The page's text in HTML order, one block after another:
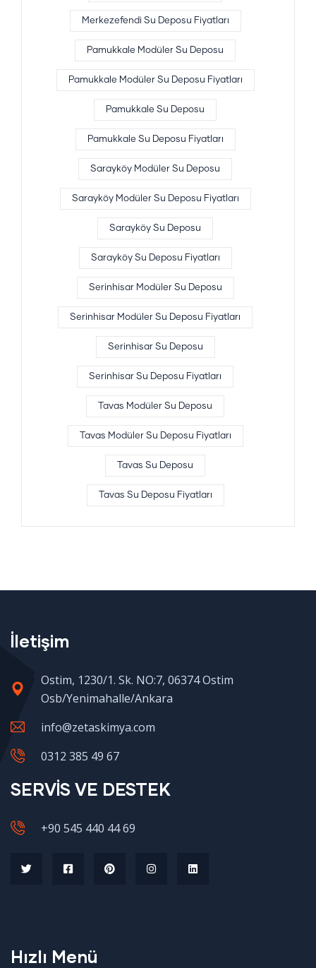
Merkezefendi Su Deposu Fiyatları
Pamukkale Modüler Su Deposu
Pamukkale Modüler Su Deposu Fiyatları
Pamukkale Su Deposu
Pamukkale Su Deposu Fiyatları
Sarayköy Modüler Su Deposu
Sarayköy Modüler Su Deposu Fiyatları
Sarayköy Su Deposu
Sarayköy Su Deposu Fiyatları
Serinhisar Modüler Su Deposu
Serinhisar Modüler Su Deposu Fiyatları
Serinhisar Su Deposu
Serinhisar Su Deposu Fiyatları
Tavas Modüler Su Deposu
Tavas Modüler Su Deposu Fiyatları
Tavas Su Deposu
Tavas Su Deposu Fiyatları
İletişim
Ostim, 1230/1. Sk. NO:7, 06374 Ostim
Osb/Yenimahalle/Ankara
info@zetaskimya.com
0312 385 49 67
SERVİS VE DESTEK
+90 545 440 44 69
Hızlı Menü